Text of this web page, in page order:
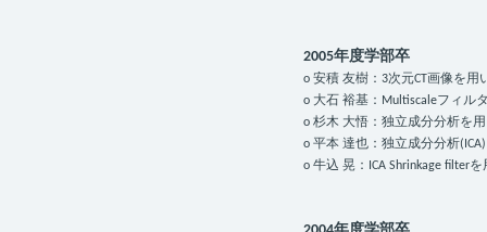
2005年度学部卒
o 安積 友樹：3次元CT画像を
o 大石 裕基：Multiscaleフィル
o 杉木 大悟：独立成分分析を
o 平本 達也：独立成分分析
o 牛込 晃：ICA Shrinkage filter